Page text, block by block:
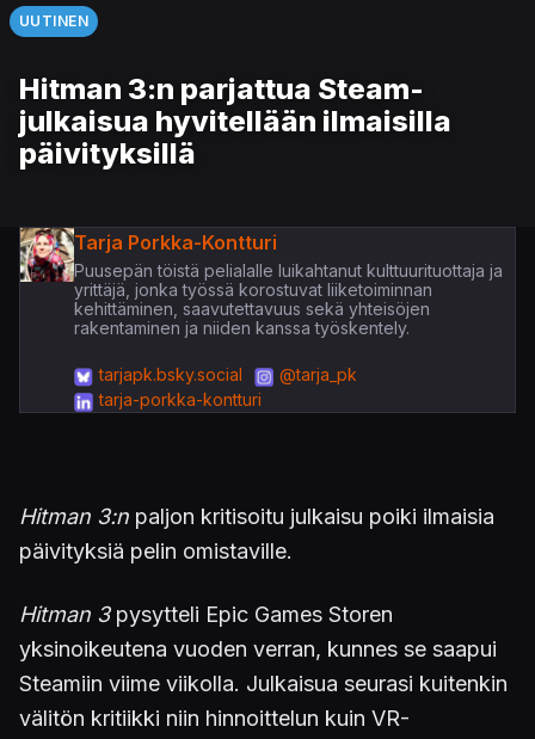
UUTINEN
Hitman 3:n parjattua Steam-
julkaisua hyvitellään ilmaisilla
päivityksillä
Tarja Porkka-Kontturi
Puusepän töistä pelialalle luikahtanut kulttuurituottaja ja
yrittäjä, jonka työssä korostuvat liiketoiminnan
kehittäminen, saavutettavuus sekä yhteisöjen
rakentaminen ja niiden kanssa työskentely.
tarjapk.bsky.social
@tarja_pk
tarja-porkka-kontturi
Hitman 3:n paljon kritisoitu julkaisu poiki ilmaisia
päivityksiä pelin omistaville.
Hitman 3pysytteli Epic Games Storen
yksinoikeutena vuoden verran, kunnes se saapui
Steamiin viime viikolla. Julkaisua seurasi kuitenkin
välitön kritiikki niin hinnoittelun kuin VR-